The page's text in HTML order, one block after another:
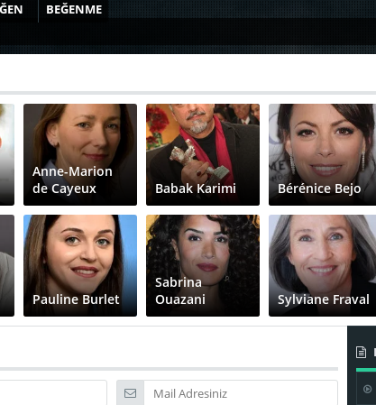
BEĞENME
Anne-Marion
de Cayeux
Babak Karimi Bérénice Bejo
Pauline Burlet
Sabrina
Ouazani
Sylviane Fraval